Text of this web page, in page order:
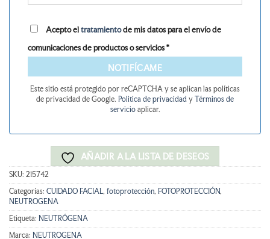
Acepto eltratamientode mis datos para el envío de
comunicaciones de productos o servicios *
NOTIFÍCAME
Este sitio está protegido por reCAPTCHA y se aplican las políticas
de privacidad de Google. Politica de privacidad y Términos de
servicio aplicar.
AÑADIR A LA LISTA DE DESEOS
SKU: 215742
Categorías: CUIDADO FACIAL, fotoprotección, FOTOPROTECCIÓN,
NEUTROGENA
Etiqueta: NEUTRÓGENA
Marca: NEUTROGENA